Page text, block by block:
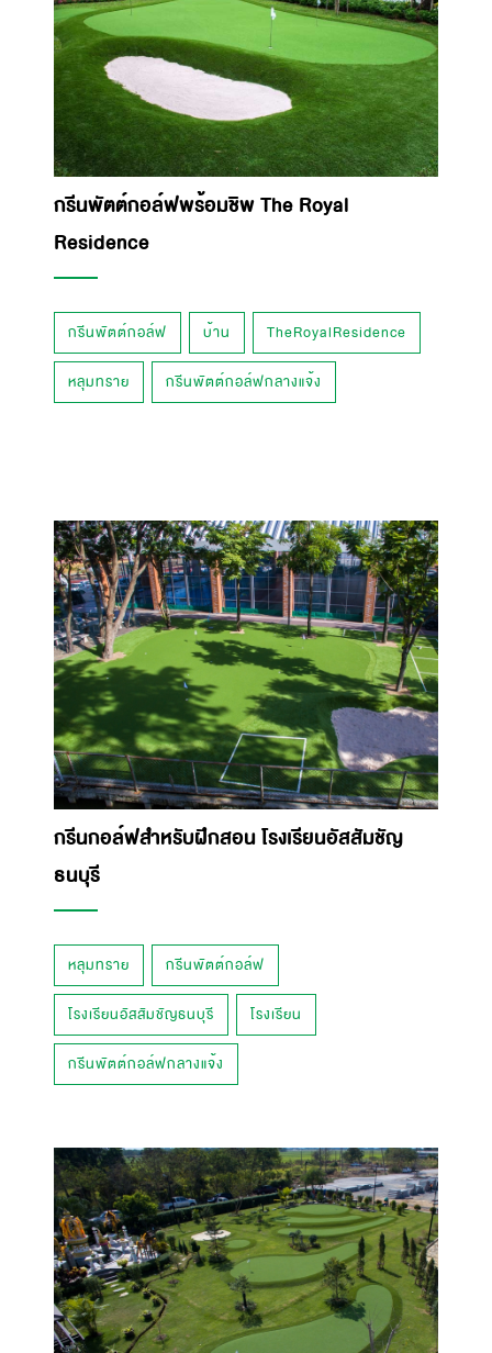
กรีนพัตต์กอล์ฟพร้อมชิพ The Royal
Residence
กรีนพัตต์กอล์ฟ บ้าน TheRoyalResidence
หลุมทราย กรีนพัตต์กอล์ฟกลางแจ้ง
กรีนกอล์ฟสำหรับฝึกสอน โรงเรียนอัสสัมชัญ
ธนบุรี
หลุมทราย กรีนพัตต์กอล์ฟ
โรงเรียนอัสสัมชัญธนบุรี โรงเรียน
กรีนพัตต์กอล์ฟกลางแจ้ง